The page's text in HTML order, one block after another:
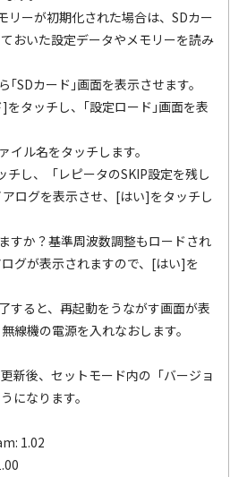
ーが初期化された場合は、SDカー
おいた設定データやメモリーを読み
SDカード｣画面を表示させます。
タッチし、｢設定ロード｣画面を表
ル名をタッチします。
し、「レピータのSKIP設定を残し
ログを表示させ、[はい]をタッチし
すか？基準周波数調整もロードされ
グが表示されますので、[はい]を
ると、再起動をうながす画面が表
線機の電源を入れなおします。
新後、セットモード内の「バージョ
になります。
1.02